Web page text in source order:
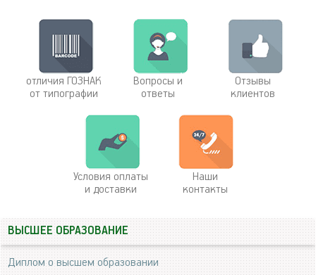
отличия ГОЗНАК
от типографии
Вопросы и
ответы
Отзывы
клиентов
Условия оплаты
и доставки
Наши
контакты
ВЫСШЕЕ ОБРАЗОВАНИЕ
Диплом о высшем образовании